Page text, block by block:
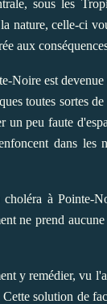
sous les
nature, celle-ci
aux
est
toutes sortes
peu faute
dans les
à Pointe-
ne prend
y remédier, vu
solution de